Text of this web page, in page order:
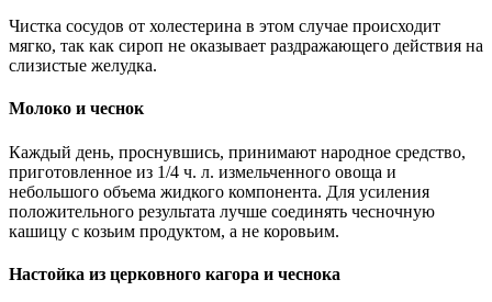
Чистка сосудов от холестерина в этом случае происходит
мягко, так как сироп не оказывает раздражающего действия на
слизистые желудка.
Молоко и чеснок
Каждый день, проснувшись, принимают народное средство,
приготовленное из 1/4 ч. л. измельченного овоща и
небольшого объема жидкого компонента. Для усиления
положительного результата лучше соединять чесночную
кашицу с козьим продуктом, а не коровьим.
Настойка из церковного кагора и чеснока